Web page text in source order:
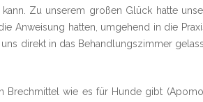
Zu unserem großen Glück hatte
Anweisung hatten, umgehend in die
direkt in das Behandlungszimmer
wie es für Hunde gibt